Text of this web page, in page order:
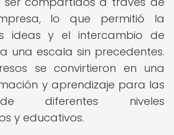
lo que permitió la
ideas y el intercambio de
una escala sin precedentes.
se convirtieron en una
y aprendizaje para las
diferentes niveles
y educativos.